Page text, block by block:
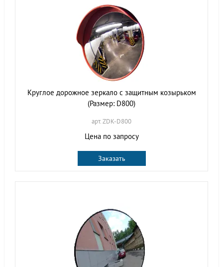
Круглое дорожное зеркало с защитным козырьком
(Размер: D800)
арт. ZDK-D800
Цена по запросу
Заказать